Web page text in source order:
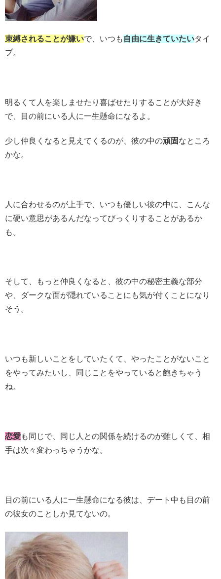
束縛されることが嫌いで、いつも 自由に生きていたいタイ
プ。
明るくて人を楽しませたり喜ばせたりすることが大好き
で、目の前にいる人に一生懸命になるよ。
少し仲良くなると見えてくるのが、彼の中の頑固 なところ
かな。
人に合わせるのが上手で、いつも優しい彼の中に、こんな
に硬い意思があるんだなってびっくりすることがあるか
も。
そして、もっと仲良くなると、彼の中の秘密主義な部分
や、ダークな面が隠れていることにも気が付くことになり
そう。
いつも新しいことをしていたくて、やったことがないこと
をやってみたいし、同じことをやっていると飽きちゃう
ね。
恋愛も同じで、同じ人との関係を続けるのが難しくて、相
手は次々変わっちゃうかな。
目の前にいる人に一生懸命になる彼は、デート中も目の前
の彼女のことしか見てないの。